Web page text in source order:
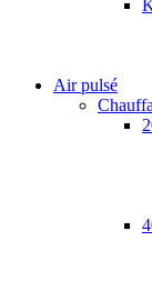
Air pulsé